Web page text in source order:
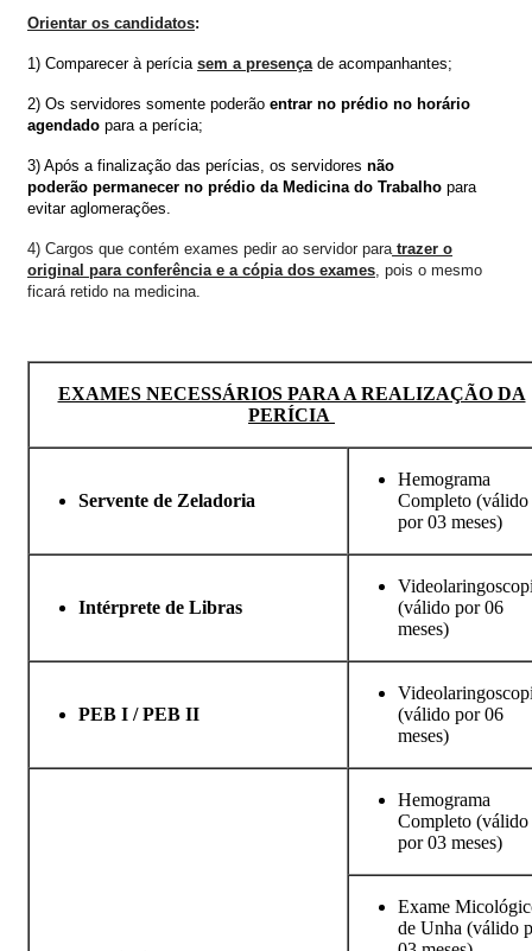
Orientar os candidatos:
1) Comparecer à perícia sem a presença de acompanhantes;
2) Os servidores somente poderão entrar no prédio no horário
agendado para a perícia;
3) Após a finalização das perícias, os servidores não
poderão permanecer no prédio da Medicina do Trabalho para
evitar aglomerações.
4) Cargos que contém exames pedir ao servidor para trazer o
original para conferência e a cópia dos exames , pois o mesmo
ficará retido na medicina.
EXAMES NECESSÁRIOS PARA A REALIZAÇÃO DA
PERÍCIA
Servente de Zeladoria
Hemograma
Completo (válido
por 03 meses)
Intérprete de Libras
(válido por 06
meses)
PEB I / PEB II
(válido por 06
meses)
Hemograma
Completo (válido
por 03 meses)
Exame
de Unha (válido